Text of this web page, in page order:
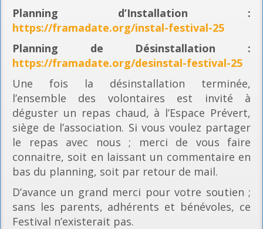
Planning d’Installation :
https://framadate.org/instal-festival-25
Planning de Désinstallation :
https://framadate.org/desinstal-festival-25
Une fois la désinstallation terminée,
l’ensemble des volontaires est invité à
déguster un repas chaud, à l’Espace Prévert,
siège de l’association. Si vous voulez partager
le repas avec nous ; merci de vous faire
connaitre, soit en laissant un commentaire en
bas du planning, soit par retour de mail.
D’avance un grand merci pour votre soutien ;
sans les parents, adhérents et bénévoles, ce
Festival n’existerait pas.